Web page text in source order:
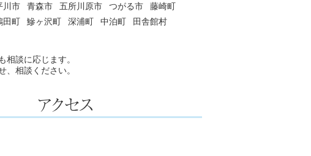
川市 青森市 五所川原市 つがる市
藤崎町
田町 鰺ヶ沢町 深浦町 中泊町
田舎館村
相談に応じます。
、相談ください。